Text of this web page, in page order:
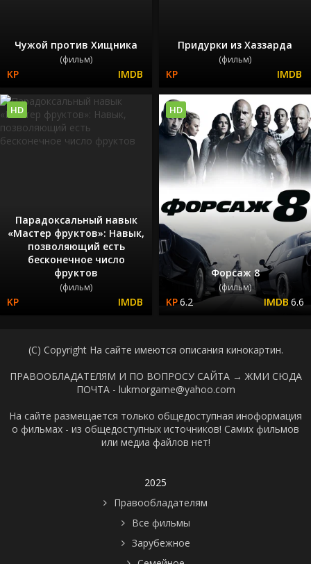
Чужой против Хищника
(фильм)
Придурки из Хаззарда
(фильм)
Парадоксальный навык
«Мастер фруктов»: Навык,
позволяющий есть
бесконечное число
фруктов
(фильм)
HD
Форсаж 8
(фильм)
6.2 6.6
HD
(C) Copyright На сайте имеются описания кинокартин.
ПРАВООБЛАДАТЕЛЯМ И ПО ВОПРОСУ САЙТА → ЖМИ СЮДА
ПОЧТА - lukmorgame@yahoo.com
На сайте размещается только общедоступная иноформация
о фильмах - из общедоступных источников! Самих фильмов
или медиа файлов нет!
2025
Правообладателям
Все фильмы
Зарубежное